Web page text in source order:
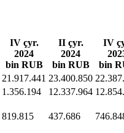
IV çyr.
2024
bin RUB
II çyr.
2024
bin RUB
IV
bin
21.917.441 23.400.850
1.356.194 12.337.964
819.815 437.686